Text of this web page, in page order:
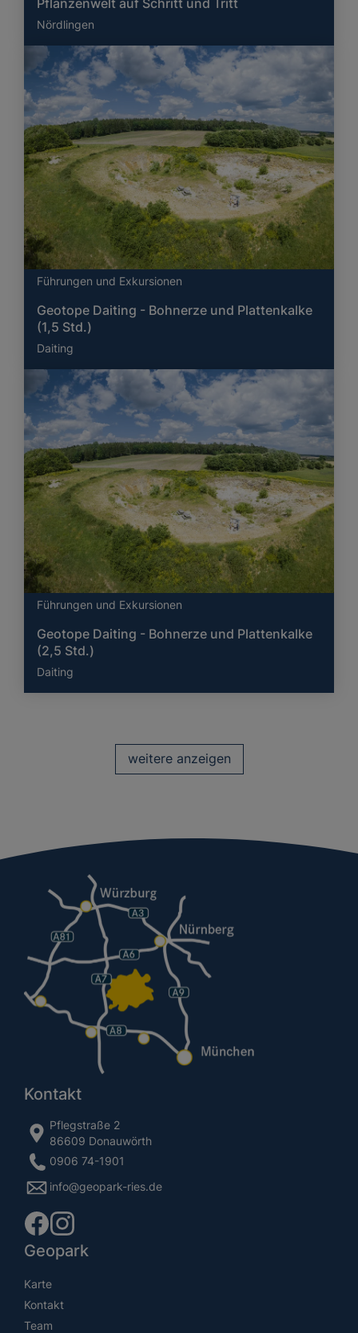
Pflanzenwelt auf Schritt und Tritt
Nördlingen
Führungen und Exkursionen
Geotope Daiting - Bohnerze und Plattenkalke
(1,5 Std.)
Daiting
Führungen und Exkursionen
Geotope Daiting - Bohnerze und Plattenkalke
(2,5 Std.)
Daiting
weitere anzeigen
Kontakt
Pflegstraße 2
86609 Donauwörth
0906 74-1901
info@geopark-ries.de
Geopark
Karte
Kontakt
Team